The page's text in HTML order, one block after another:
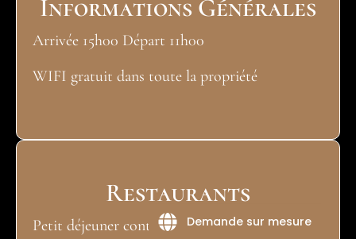
Informations Générales
Arrivée 15h00 Départ 11h00
WIFI gratuit dans toute la propriété
Restaurants
Petit déjeuner continental : pain, jus de fruits,
Demande sur mesure